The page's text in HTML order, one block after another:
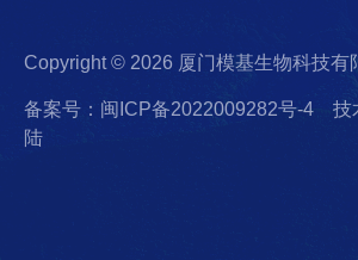
Copyright © 2026 厦门模基生物科技有
备案号：闽ICP备2022009282号-4
技
陆